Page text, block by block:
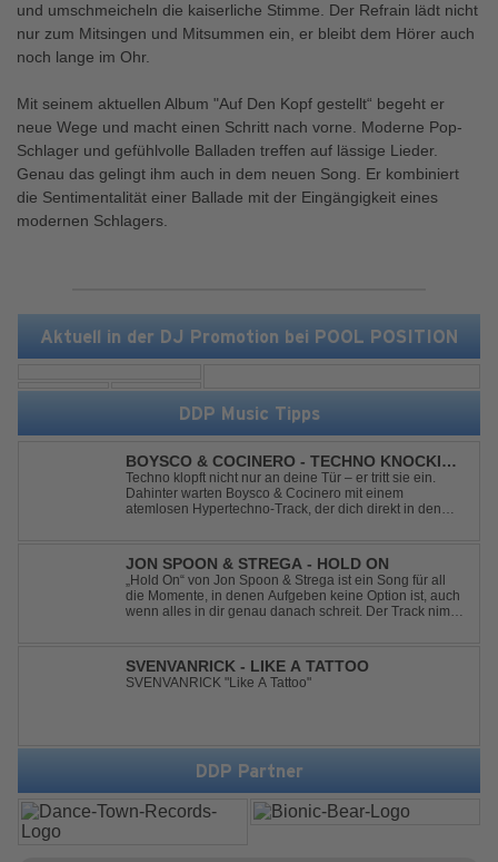
Aktuell in der DJ Promotion bei POOL POSITION
DDP Music Tipps
BOYSCO & COCINERO - TECHNO KNOCKIN'
AT YOUR DOOR
Techno klopft nicht nur an deine Tür – er tritt sie ein.
Dahinter warten Boysco & Cocinero mit einem
atemlosen Hypertechno-Track, der dich direkt in den
bounce!
JON SPOON & STREGA - HOLD ON
„Hold On“ von Jon Spoon & Strega ist ein Song für all
die Momente, in denen Aufgeben keine Option ist, auch
wenn alles in dir genau danach schreit. Der Track nimmt
dich daran erinnert, noch einmal f...
SVENVANRICK - LIKE A TATTOO
SVENVANRICK "Like A Tattoo"
DDP Partner
und umschmeicheln die kaiserliche Stimme. Der Refrain lädt nicht
nur zum Mitsingen und Mitsummen ein, er bleibt dem Hörer auch
noch lange im Ohr.
Mit seinem aktuellen Album "Auf Den Kopf gestellt“ begeht er
neue Wege und macht einen Schritt nach vorne. Moderne Pop-
Schlager und gefühlvolle Balladen treffen auf lässige Lieder.
Genau das gelingt ihm auch in dem neuen Song. Er kombiniert
die Sentimentalität einer Ballade mit der Eingängigkeit eines
modernen Schlagers.